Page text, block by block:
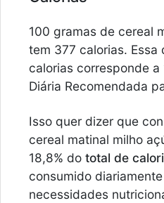
100 gramas de cereal
tem 377 calorias. Essa
calorias corresponde
Diária Recomendada
Isso quer dizer que
cereal matinal milho
18,8% do total de
consumido
necessidades